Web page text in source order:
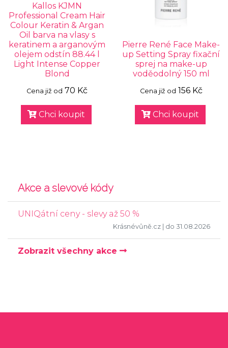
Kallos KJMN
Professional Cream Hair
Colour Keratin & Argan
Oil barva na vlasy s
keratinem a arganovým
olejem odstín 88.44 l
Light Intense Copper
Blond
Cena již od 70 Kč
Chci koupit
Pierre René Face Make-
up Setting Spray fixační
sprej na make-up
voděodolný 150 ml
Cena již od 156 Kč
Chci koupit
Akce a slevové kódy
UNIQátní ceny - slevy až 50 %
Krásnévůně.cz | do 31.08.2026
Zobrazit všechny akce